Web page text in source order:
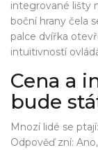
integrované lišty
boční hrany čela
palce dvířka
intuitivností
Cena a
bude
Mnozí lidé se
Odpověď zní: